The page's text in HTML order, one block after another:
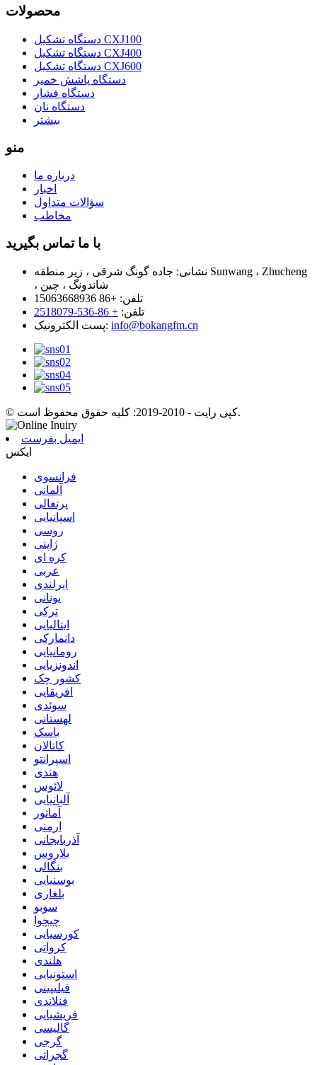
محصولات
دستگاه تشکیل CXJ100
دستگاه تشکیل CXJ400
دستگاه تشکیل CXJ600
دستگاه پاشش خمیر
دستگاه فشار
دستگاه نان
بیشتر
منو
درباره ما
اخبار
سؤالات متداول
مخاطب
با ما تماس بگیرید
نشانی: جاده گونگ شرقی ، زیر منطقه Sunwang ، Zhucheng
، شاندونگ ، چین
تلفن: +86 15063668936
تلفن: + 86-536-2518079
پست الکترونیک: info@bokangfm.cn
© کپی رایت - 2010-2019: کلیه حقوق محفوظ است.
ایمیل بفرست
ایکس
فرانسوی
آلمانی
پرتغالی
اسپانیایی
روسی
ژاپنی
کره ای
عربی
ایرلندی
یونانی
ترکی
ایتالیایی
دانمارکی
رومانیایی
اندونزیایی
کشور چک
افریقایی
سوئدی
لهستانی
باسک
کاتالان
اسپرانتو
هندی
لائوس
آلبانیایی
آماتور
ارمنی
آذربایجانی
بلاروس
بنگالی
بوسنیایی
بلغاری
سوبو
چیچوا
کورسیایی
کرواتی
هلندی
استونیایی
فیلیپینی
فنلاندی
فریشیایی
گالیسی
گرجی
گجراتی